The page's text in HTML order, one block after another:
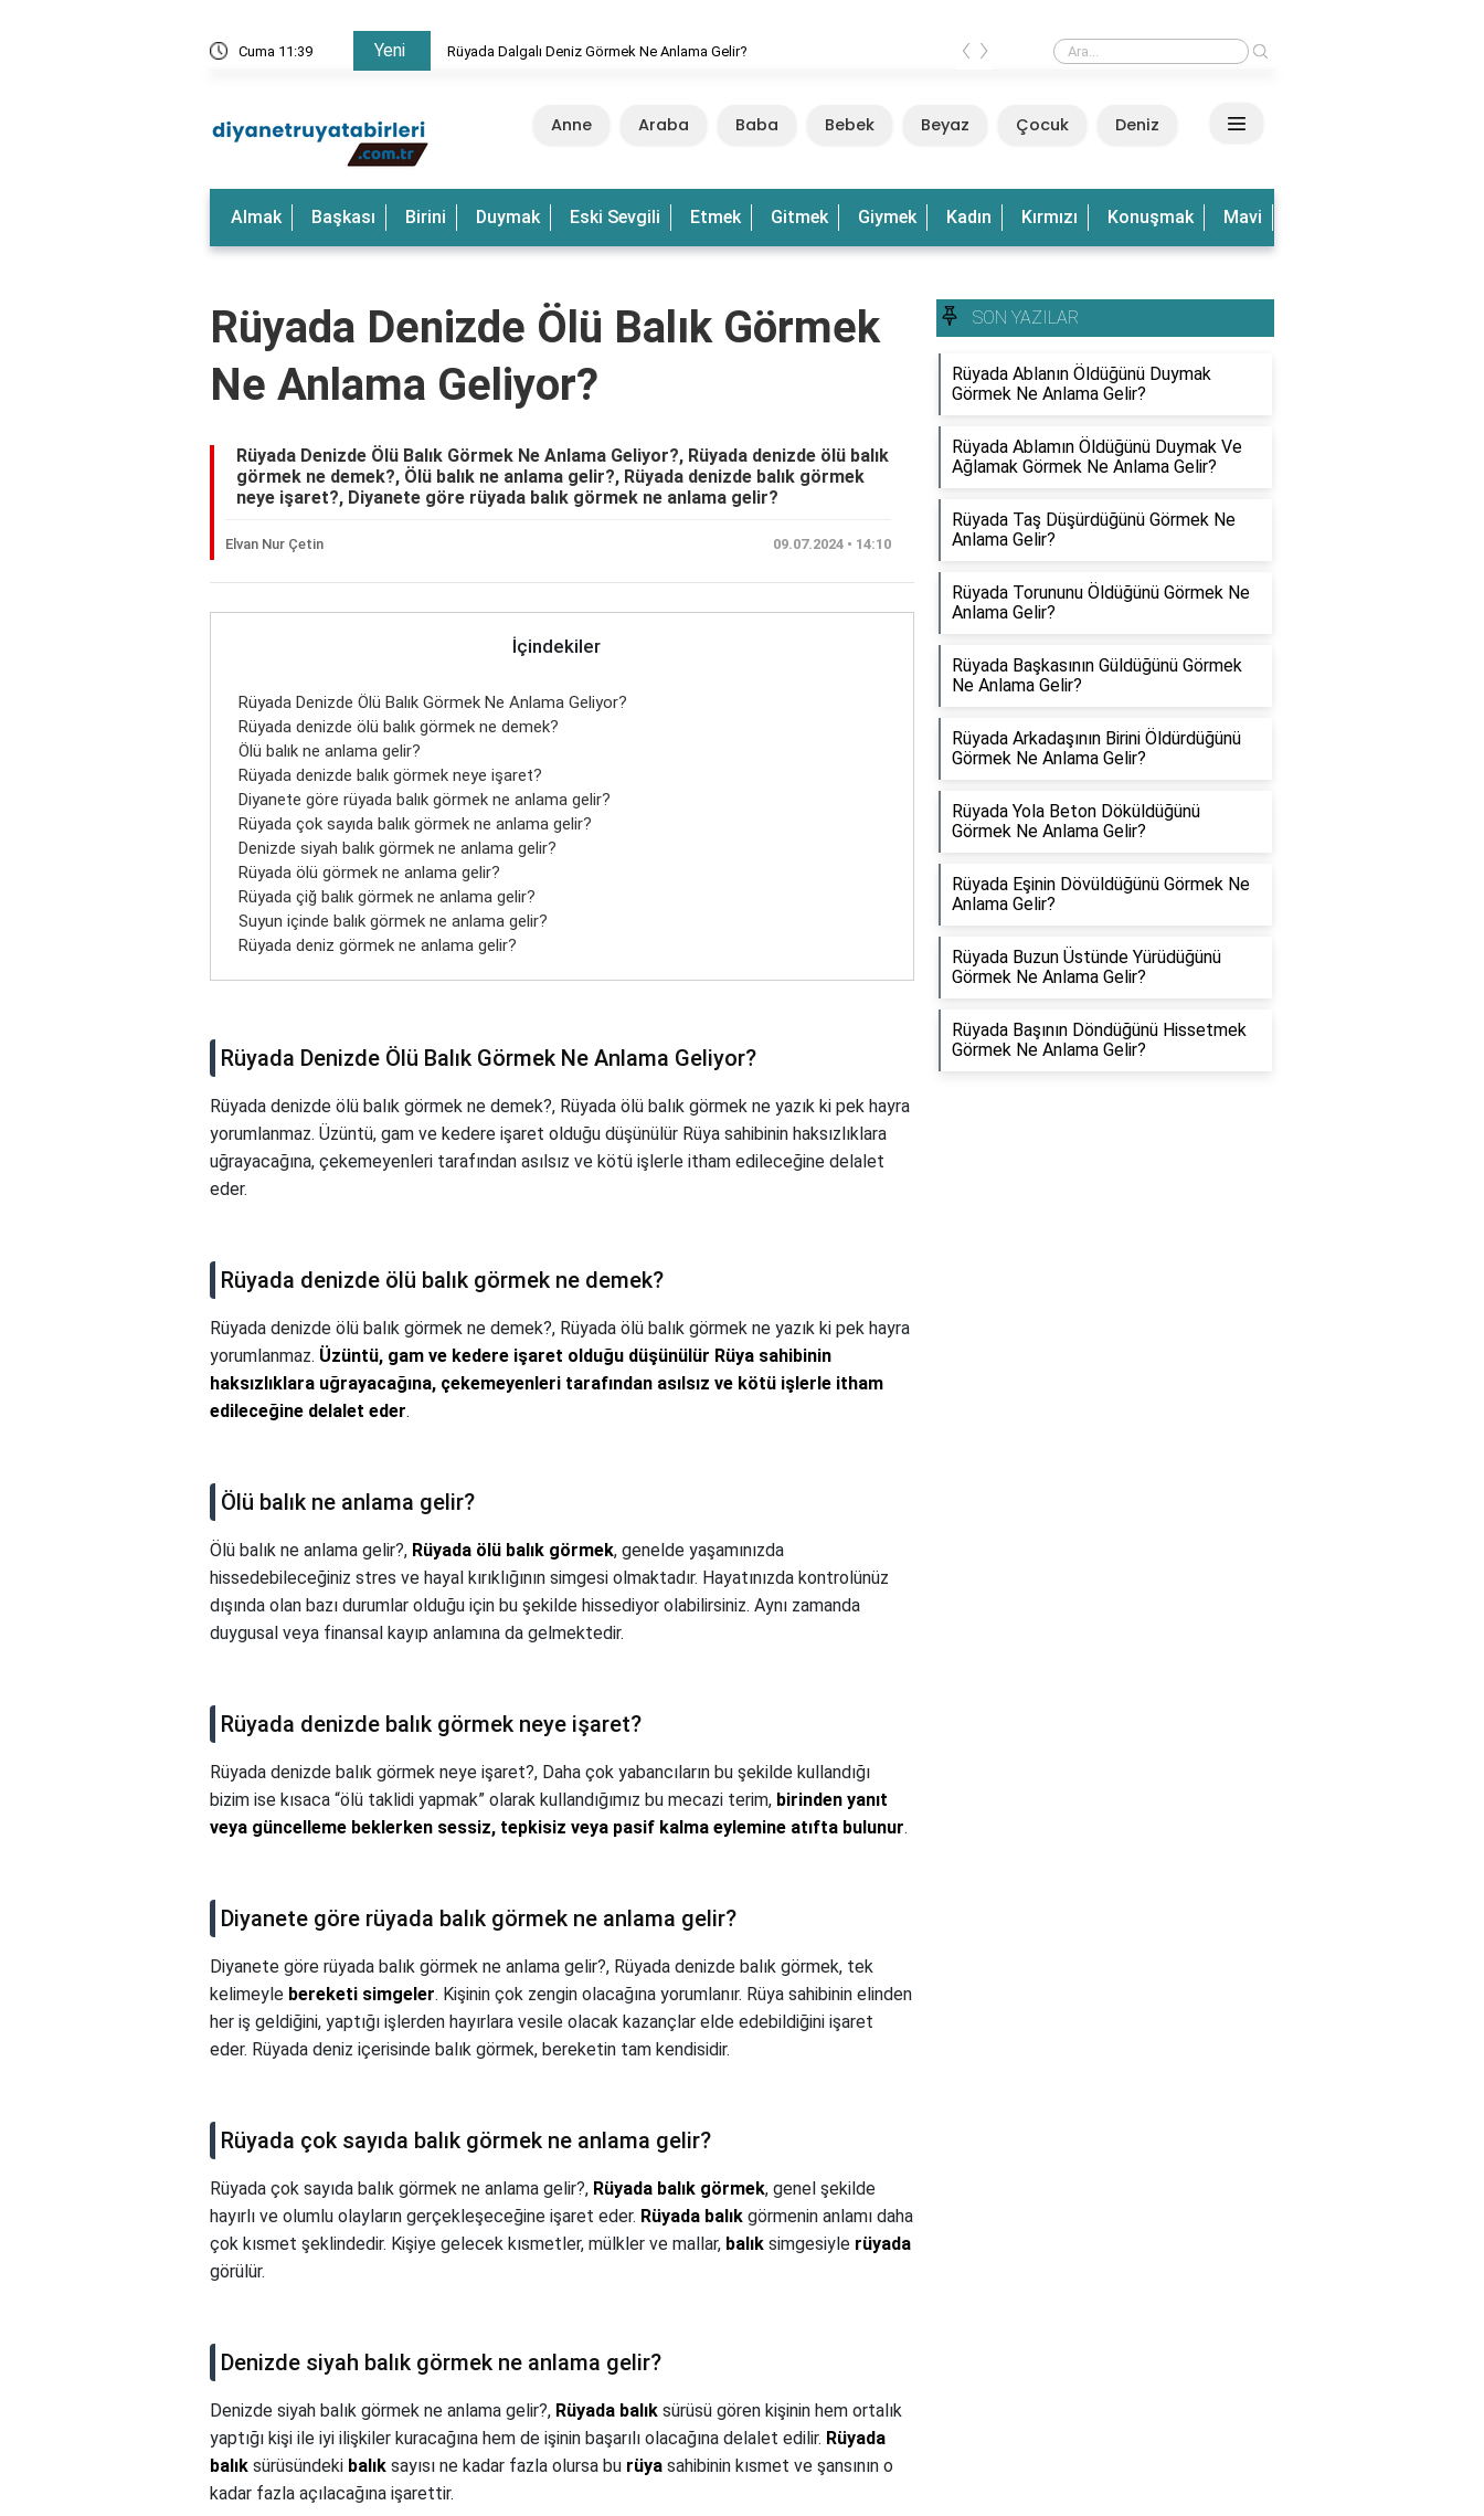
Cuma 11:39 Yeni Rüyada Dalgalı Deniz Görmek Ne Anlama Gelir? Rüyada Dalgalı Deniz Görmek Ne Anlama Gelir?
‹ ›
Anne Araba Baba Bebek Beyaz Çocuk Deniz
Almak Başkası Birini Duymak Eski Sevgili Etmek Gitmek Giymek Kadın Kırmızı Konuşmak Mavi
Rüyada Denizde Ölü Balık Görmek
Ne Anlama Geliyor?
Rüyada Denizde Ölü Balık Görmek Ne Anlama Geliyor?, Rüyada denizde ölü balık
görmek ne demek?, Ölü balık ne anlama gelir?, Rüyada denizde balık görmek
neye işaret?, Diyanete göre rüyada balık görmek ne anlama gelir?
Elvan Nur Çetin 09.07.2024 • 14:10
İçindekiler
Rüyada Denizde Ölü Balık Görmek Ne Anlama Geliyor?
Rüyada denizde ölü balık görmek ne demek?
Ölü balık ne anlama gelir?
Rüyada denizde balık görmek neye işaret?
Diyanete göre rüyada balık görmek ne anlama gelir?
Rüyada çok sayıda balık görmek ne anlama gelir?
Denizde siyah balık görmek ne anlama gelir?
Rüyada ölü görmek ne anlama gelir?
Rüyada çiğ balık görmek ne anlama gelir?
Suyun içinde balık görmek ne anlama gelir?
Rüyada deniz görmek ne anlama gelir?
Rüyada Denizde Ölü Balık Görmek Ne Anlama Geliyor?
Rüyada denizde ölü balık görmek ne demek?, Rüyada ölü balık görmek ne yazık ki pek hayra
yorumlanmaz. Üzüntü, gam ve kedere işaret olduğu düşünülür Rüya sahibinin haksızlıklara
uğrayacağına, çekemeyenleri tarafından asılsız ve kötü işlerle itham edileceğine delalet
eder.
Rüyada denizde ölü balık görmek ne demek?
Rüyada denizde ölü balık görmek ne demek?, Rüyada ölü balık görmek ne yazık ki pek hayra
yorumlanmaz. Üzüntü, gam ve kedere işaret olduğu düşünülür Rüya sahibinin
haksızlıklara uğrayacağına, çekemeyenleri tarafından asılsız ve kötü işlerle itham
edileceğine delalet eder.
Ölü balık ne anlama gelir?
Ölü balık ne anlama gelir?, Rüyada ölü balık görmek, genelde yaşamınızda
hissedebileceğiniz stres ve hayal kırıklığının simgesi olmaktadır. Hayatınızda kontrolünüz
dışında olan bazı durumlar olduğu için bu şekilde hissediyor olabilirsiniz. Aynı zamanda
duygusal veya finansal kayıp anlamına da gelmektedir.
Rüyada denizde balık görmek neye işaret?
Rüyada denizde balık görmek neye işaret?, Daha çok yabancıların bu şekilde kullandığı
bizim ise kısaca “ölü taklidi yapmak” olarak kullandığımız bu mecazi terim, birinden yanıt
veya güncelleme beklerken sessiz, tepkisiz veya pasif kalma eylemine atıfta bulunur.
Diyanete göre rüyada balık görmek ne anlama gelir?
Diyanete göre rüyada balık görmek ne anlama gelir?, Rüyada denizde balık görmek, tek
kelimeyle bereketi simgeler. Kişinin çok zengin olacağına yorumlanır. Rüya sahibinin elinden
her iş geldiğini, yaptığı işlerden hayırlara vesile olacak kazançlar elde edebildiğini işaret
eder. Rüyada deniz içerisinde balık görmek, bereketin tam kendisidir.
Rüyada çok sayıda balık görmek ne anlama gelir?
Rüyada çok sayıda balık görmek ne anlama gelir?, Rüyada balık görmek, genel şekilde
hayırlı ve olumlu olayların gerçekleşeceğine işaret eder. Rüyada balık görmenin anlamı daha
çok kısmet şeklindedir. Kişiye gelecek kısmetler, mülkler ve mallar, balık simgesiyle rüyada
görülür.
Denizde siyah balık görmek ne anlama gelir?
Denizde siyah balık görmek ne anlama gelir?, Rüyada balık sürüsü gören kişinin hem ortalık
yaptığı kişi ile iyi ilişkiler kuracağına hem de işinin başarılı olacağına delalet edilir. Rüyada
balık sürüsündeki balık sayısı ne kadar fazla olursa bu rüya sahibinin kısmet ve şansının o
kadar fazla açılacağına işarettir.
SON YAZILAR
Rüyada Ablanın Öldüğünü Duymak
Görmek Ne Anlama Gelir?
Rüyada Ablamın Öldüğünü Duymak Ve
Ağlamak Görmek Ne Anlama Gelir?
Rüyada Taş Düşürdüğünü Görmek Ne
Anlama Gelir?
Rüyada Torununu Öldüğünü Görmek Ne
Anlama Gelir?
Rüyada Başkasının Güldüğünü Görmek
Ne Anlama Gelir?
Rüyada Arkadaşının Birini Öldürdüğünü
Görmek Ne Anlama Gelir?
Rüyada Yola Beton Döküldüğünü
Görmek Ne Anlama Gelir?
Rüyada Eşinin Dövüldüğünü Görmek Ne
Anlama Gelir?
Rüyada Buzun Üstünde Yürüdüğünü
Görmek Ne Anlama Gelir?
Rüyada Başının Döndüğünü Hissetmek
Görmek Ne Anlama Gelir?